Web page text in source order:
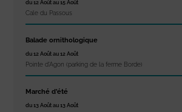
du 12 Août au 15 Août
Cale du Passous
Balade ornithologique
du 12 Août au 12 Août
Pointe d'Agon (parking de la ferme Borde)
Marché d’été
du 13 Août au 13 Août